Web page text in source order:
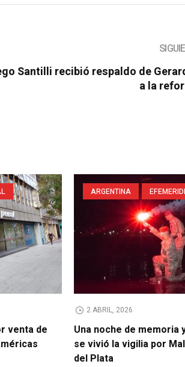
Santilli recibió respaldo de
a la
venta de
ARGENTINA
2 ABRIL, 2026
Una noche de memoria
se vivió la vigilia por
del Plata